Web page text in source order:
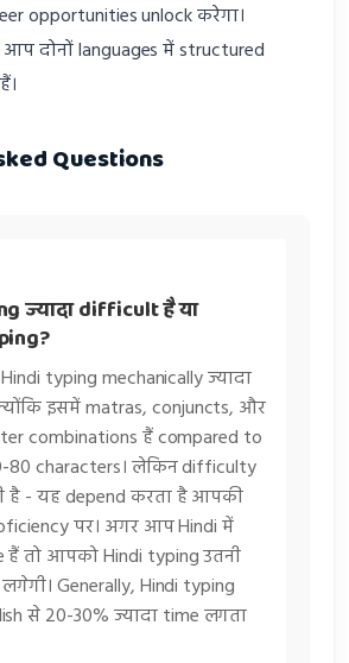
opportunities unlock करेगा।
आप दोनों languages में structured
Questions
ज्यादा difficult है या
typing mechanically ज्यादा
इसमें matras, conjuncts, और
combinations हैं compared to
80 characters। लेकिन difficulty
है - यह depend करता है आपकी
पर। अगर आप Hindi में
तो आपको Hindi typing उतनी
Generally, Hindi typing
से 20-30% ज्यादा time लगता